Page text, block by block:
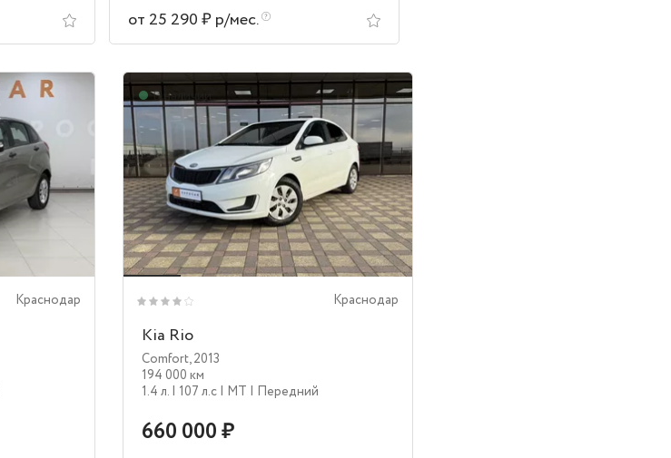
от 25 290 ₽ р/мес.
Краснодар
В наличии
Краснодар
Kia Rio
Comfort,2013
194 000 км
1.4 л. | 107 л.c | MT | Передний
660 000 ₽